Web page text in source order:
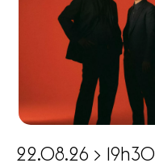
22.08.26 > 19h30